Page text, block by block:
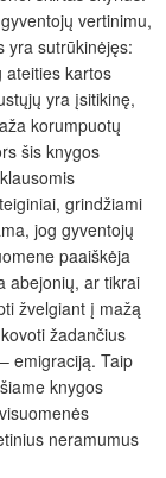
vertinimu,
yra sutrūkinėjęs:
ateities kartos
yra įsitikinę,
korumpuotų
šis knygos
grindžiami
jog gyventojų
paaiškėja
abejonių, ar tikrai
žvelgiant į mažą
žadančius
emigraciją. Taip
knygos
visuomenės
neramumus